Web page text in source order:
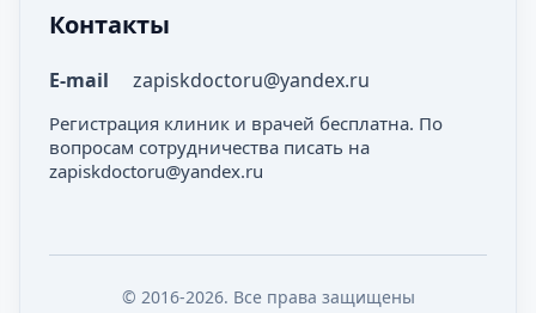
Контакты
E-mail zapiskdoctoru@yandex.ru
Регистрация клиник и врачей бесплатна. По
вопросам сотрудничества писать на
zapiskdoctoru@yandex.ru
© 2016-2026. Все права защищены